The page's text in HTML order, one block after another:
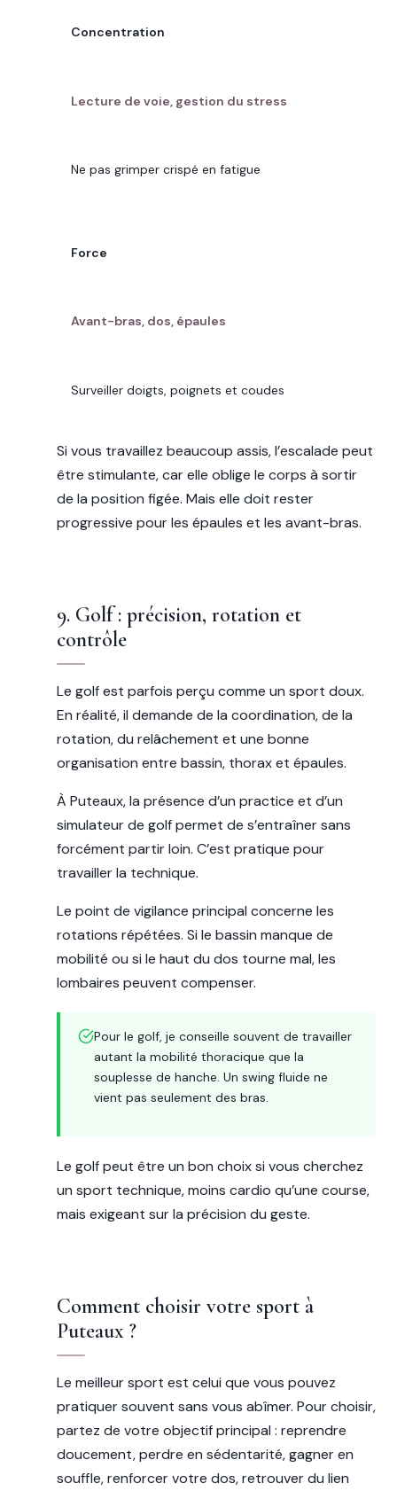
Concentration
Lecture de voie, gestion du stress
Ne pas grimper crispé en fatigue
Force
Avant-bras, dos, épaules
Surveiller doigts, poignets et coudes
Si vous travaillez beaucoup assis, l’escalade peut
être stimulante, car elle oblige le corps à sortir
de la position figée. Mais elle doit rester
progressive pour les épaules et les avant-bras.
9. Golf : précision, rotation et
contrôle
Le golf est parfois perçu comme un sport doux.
En réalité, il demande de la coordination, de la
rotation, du relâchement et une bonne
organisation entre bassin, thorax et épaules.
À Puteaux, la présence d’un practice et d’un
simulateur de golf permet de s’entraîner sans
forcément partir loin. C’est pratique pour
travailler la technique.
Le point de vigilance principal concerne les
rotations répétées. Si le bassin manque de
mobilité ou si le haut du dos tourne mal, les
lombaires peuvent compenser.
Pour le golf, je conseille souvent de travailler
autant la mobilité thoracique que la
souplesse de hanche. Un swing fluide ne
vient pas seulement des bras.
Le golf peut être un bon choix si vous cherchez
un sport technique, moins cardio qu’une course,
mais exigeant sur la précision du geste.
Comment choisir votre sport à
Puteaux ?
Le meilleur sport est celui que vous pouvez
pratiquer souvent sans vous abîmer. Pour choisir,
partez de votre objectif principal : reprendre
doucement, perdre en sédentarité, gagner en
souffle, renforcer votre dos, retrouver du lien